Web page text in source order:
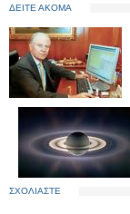
ΔΕΙΤΕ ΑΚΟΜΑ
ΣΧΟΛΙΑΣΤΕ